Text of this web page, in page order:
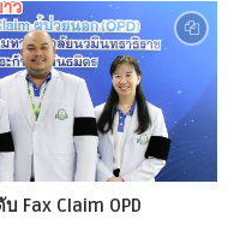
Fax Claim OPD